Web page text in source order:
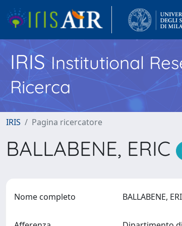
IRISInstitutional
Ricerca
IRIS Pagina ricercatore
BALLABENE, ERIC
Nome completo BALLABENE,